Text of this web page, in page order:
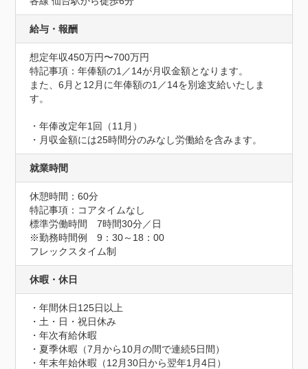
給与・報酬
想定年収450万円〜700万円
特記事項：年俸額の1／14が月収金額となります。
また、6月と12月に年俸額の1／14を別途支給いたしま
す。
・年俸改定年1回（11月）
・月収金額には25時間分のみなし労働給を含みます。
就業時間
休憩時間：60分
特記事項：コアタイムなし
標準労働時間　7時間30分／日
※勤務時間例　9：30～18：00
フレックスタイム制
休暇・休日
・年間休日125日以上
・土・日・祝日休み
・年次有給休暇
・夏季休暇（7月から10月の間で連続5日間）
・年末年始休暇（12月30日から翌年1月4日）